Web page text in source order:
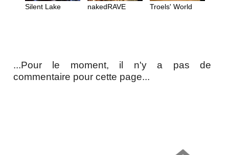
Silent Lake nakedRAVE Troels' World
...Pour le moment, il n'y a pas de
commentaire pour cette page...